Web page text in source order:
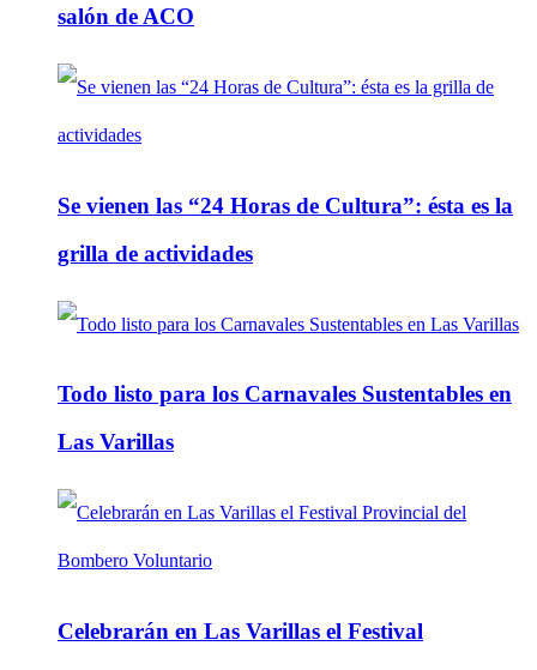
salón de ACO
Se vienen las “24 Horas de Cultura”: ésta es la
grilla de actividades
Todo listo para los Carnavales Sustentables en
Las Varillas
Celebrarán en Las Varillas el Festival